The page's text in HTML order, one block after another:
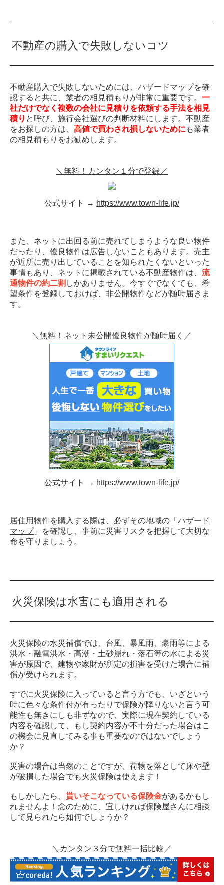
不動産の購入で失敗しないコツ
不動産購入で失敗しないためには、ハザードマップを確
認すると共に、業者の相見積もりが非常に重要です。 一
社だけでなく複数の会社に見積りを依頼する手法を相見
積り と呼び、施行会社選びの判断材料にします。不動産
をお探しの方は、 高値で買わされ損しないために も業者
の相見積もりをお勧めします。
＼無料！カンタン１分で登録／
公式サイト → https://www.town-life.jp/
また、ネットに出回る前に売れてしまうような良い物件
だったり、優良物件は広告しないこともあります。売主
が近所に売り出していることを知られたくないといった
事情もあり、ネットに掲載されている不動産物件は、 流
通物件の約二割 しかありません。今すぐでなくても、希
望条件を登録しておけば、非公開物件などが随時届きま
す。
＼無料！ネット未公開優良物件が随時届く／
公式サイト → https://www.town-life.jp/
居住用物件を購入する際は、必ずその地域の「 ハザード
マップ」を確認し、事前に災害リスクを把握して大切な
命を守りましょう。
火災保険は水害にも適用される
火災保険の水災補償では、台風、暴風雨、豪雨等による
洪水・融雪洪水・高潮・土砂崩れ・落石等の水による災
害が原因で、建物や家財が所定の損害を受けた場合に補
償が受けられます。
すでに火災保険に入っていると言う方でも、いざという
時に色々な条件付が有ったりで保険が降りないと言う可
能性も無きにしも非ずなので、実際に現在契約している
内容を確認して、もし契約内容が不十分だった場合はこ
の機会に見直してみる事も重要なのではないでしょう
か？
災害の場合は当然のことですが、荷物を落として床や壁
が破損した場合でも火災保険は使えます！
もしかしたら、 貰いそこなっている保険金があるかもし
れませんよ！念のために、宜しければ保険屋さんに相談
して見られたら如何でしょうか？
＼カンタン３分で無料一括比較／